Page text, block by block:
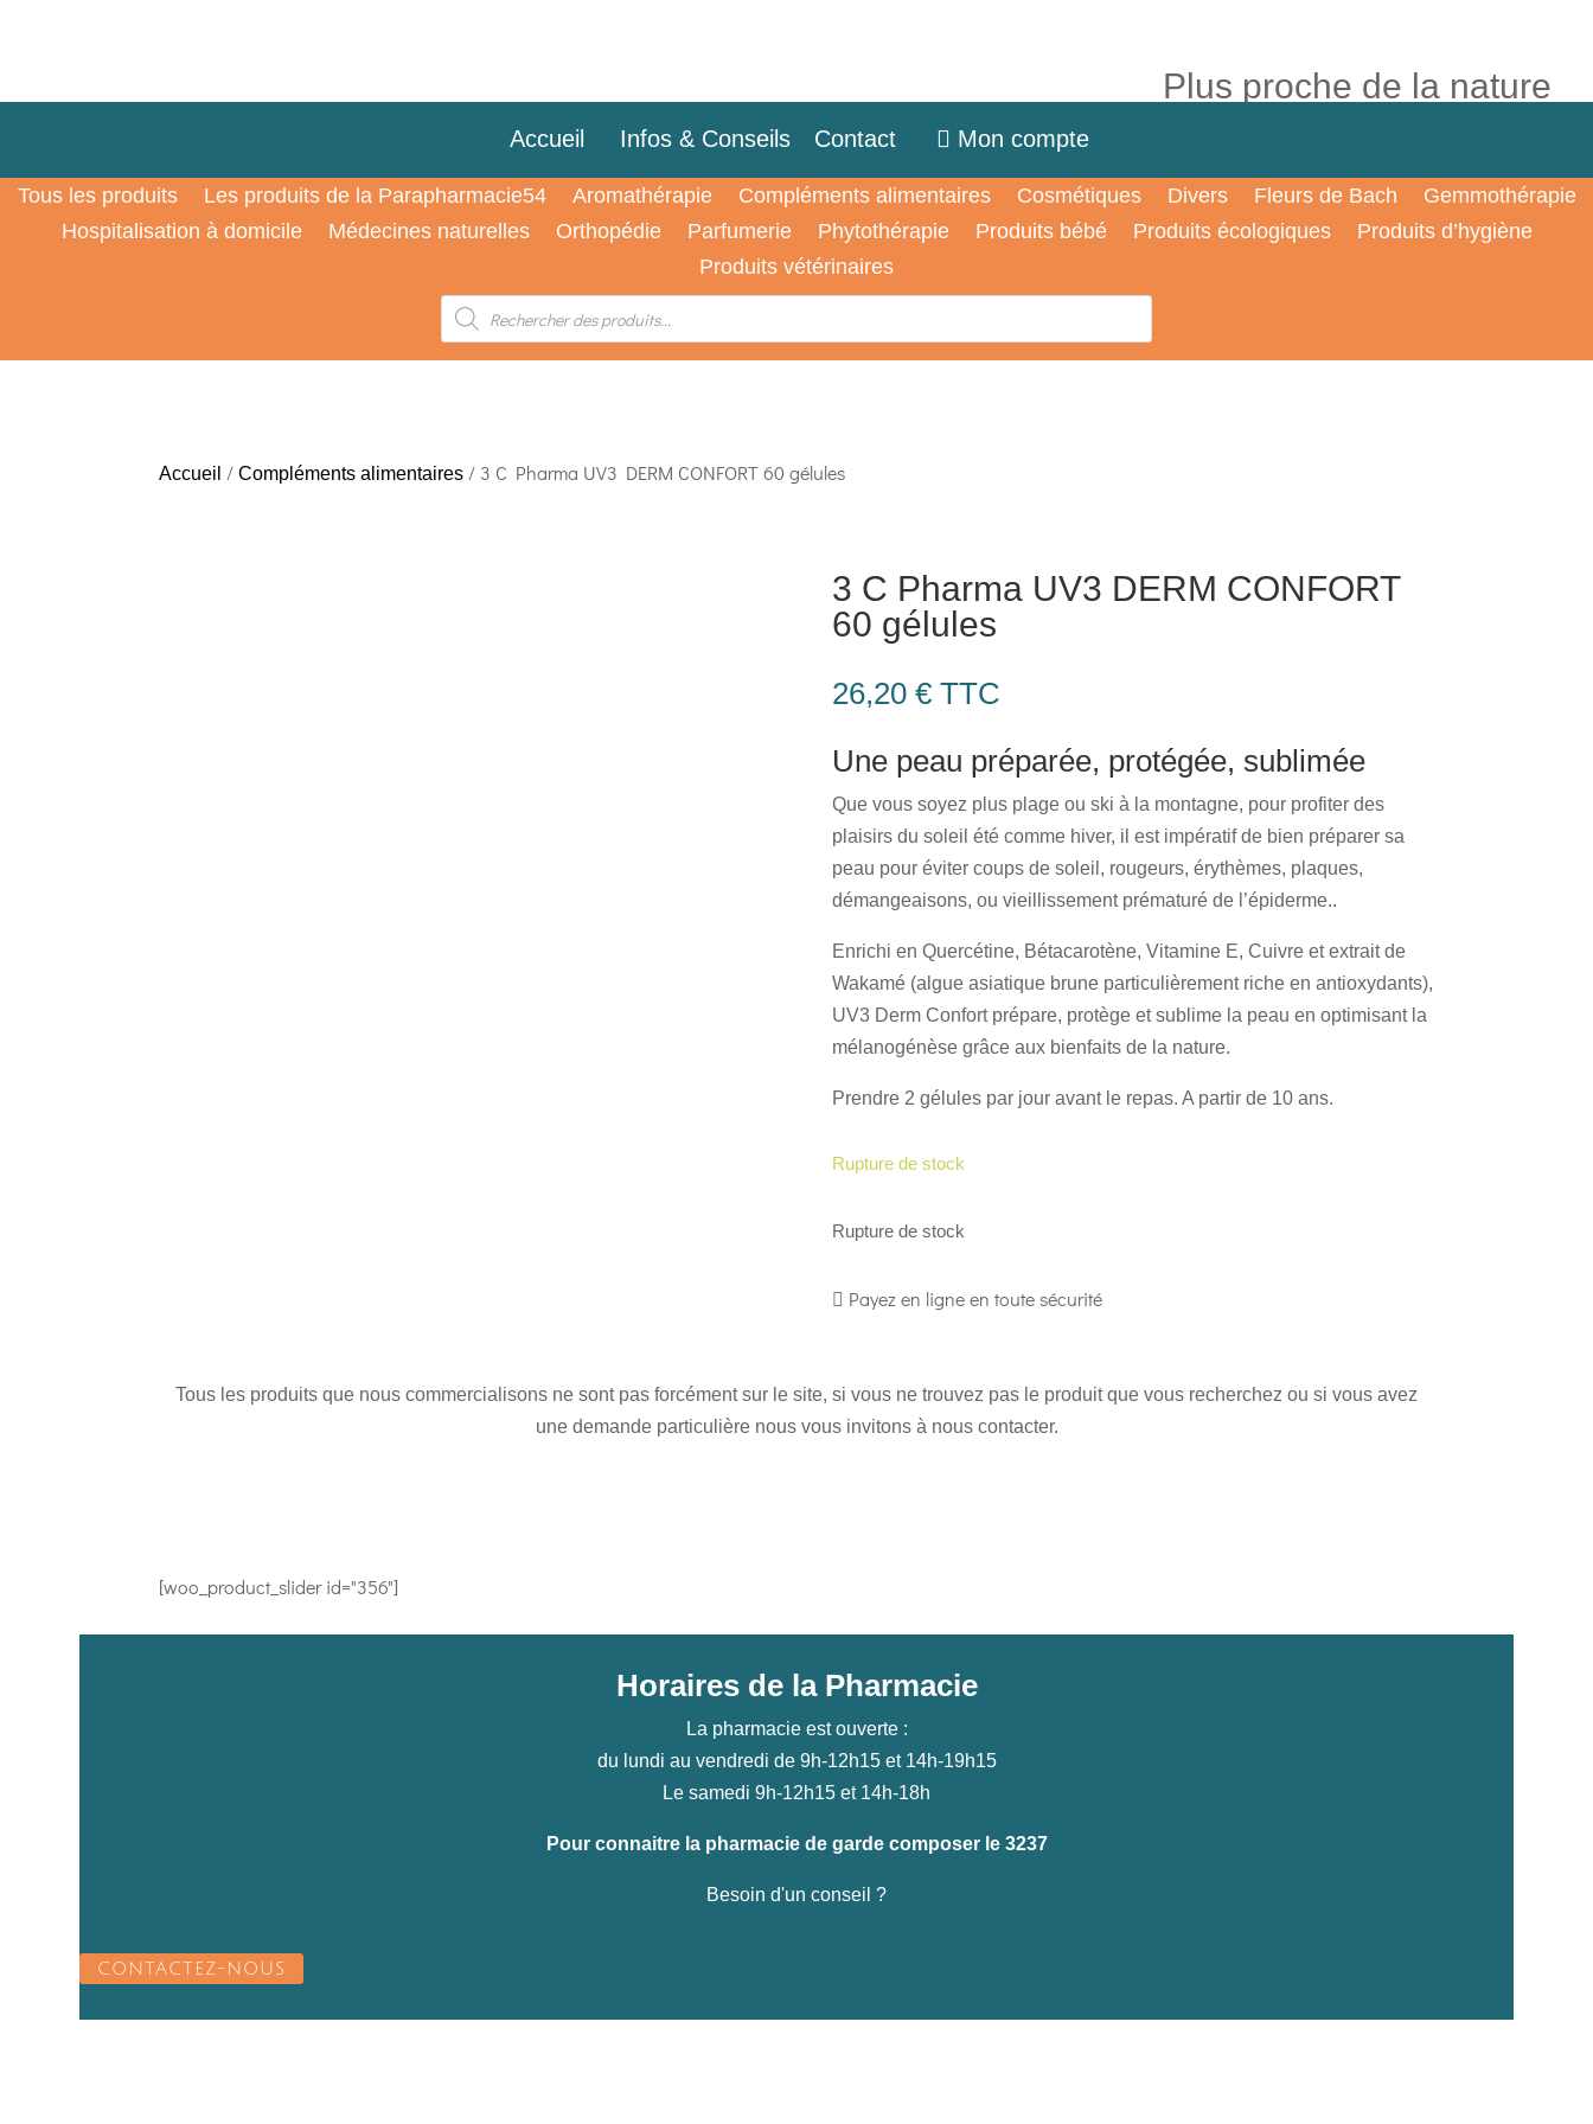
Plus proche de la nature
Accueil Infos & Conseils Contact Mon compte
Tous les produits Les produits de la Parapharmacie54 Aromathérapie Compléments alimentaires Cosmétiques Divers Fleurs de Bach
Gemmothérapie
Hospitalisation à domicile
Médecines naturelles Orthopédie Parfumerie Phytothérapie Produits bébé Produits écologiques
Produits d’hygiène
Produits vétérinaires
Recherche
produits
Accueil /Compléments alimentaires / 3 C Pharma UV3 DERM CONFORT 60 gélules
3 C Pharma UV3 DERM CONFORT
60 gélules
26,20 € TTC
Une peau préparée, protégée, sublimée
Que vous soyez plus plage ou ski à la montagne, pour profiter des
plaisirs du soleil été comme hiver, il est impératif de bien préparer sa
peau pour éviter coups de soleil, rougeurs, érythèmes, plaques,
démangeaisons, ou vieillissement prématuré de l’épiderme..
Enrichi en Quercétine, Bétacarotène, Vitamine E, Cuivre et extrait de
Wakamé (algue asiatique brune particulièrement riche en antioxydants),
UV3 Derm Confort prépare, protège et sublime la peau en optimisant la
mélanogénèse grâce aux bienfaits de la nature.
Prendre 2 gélules par jour avant le repas. A partir de 10 ans.
Rupture de stock
Rupture de stock
Payez en ligne en toute sécurité
Tous les produits que nous commercialisons ne sont pas forcément sur le site, si vous ne trouvez pas le produit que vous recherchez ou si vous avez
une demande particulière nous vous invitons à nous contacter.
[woo_product_slider id="356"]
Horaires de la Pharmacie
La pharmacie est ouverte :
du lundi au vendredi de 9h-12h15 et 14h-19h15
Le samedi 9h-12h15 et 14h-18h
Pour connaitre la pharmacie de garde composer le 3237
Besoin d'un conseil ?
CONTACTEZ-NOUS